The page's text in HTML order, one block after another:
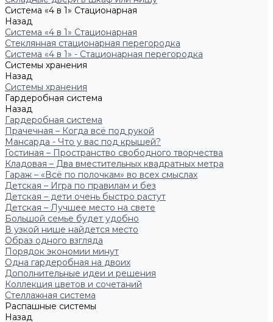
Система «4 в 1» Стационарная
Назад
Система «4 в 1» Стационарная
Стеклянная стационарная перегородка
Система «4 в 1» - Стационарная перегородка
Системы хранения
Назад
Системы хранения
Гардеробная система
Назад
Гардеробная система
Прачечная – Когда всё под рукой
Мансарда - Что у вас под крышей?
Гостиная – Пространство свободного творчества
Кладовая – Два вместительных квадратных метра
Гараж – «Всё по полочкам» во всех смыслах
Детская – Игра по правилам и без
Детская – дети очень быстро растут
Детская – Лучшее место на свете
Большой семье будет удобно
В узкой нише найдется место
Образ одного взгляда
Порядок экономии минут
Одна гардеробная на двоих
Дополнительные идеи и решения
Коллекция цветов и сочетаний
Стеллажная система
Распашные системы
Назад